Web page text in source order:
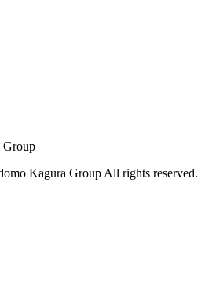
Group
Kagura Group All rights reserved.